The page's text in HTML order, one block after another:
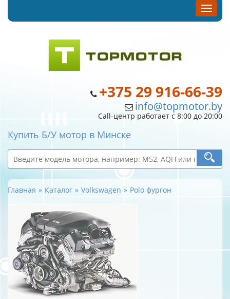
+375 29 916-66-39
info@topmotor.by
Call-центр работает с 8:00 до 20:00
Купить Б/У мотор в Минске
Главная Каталог Volkswagen Polo фургон